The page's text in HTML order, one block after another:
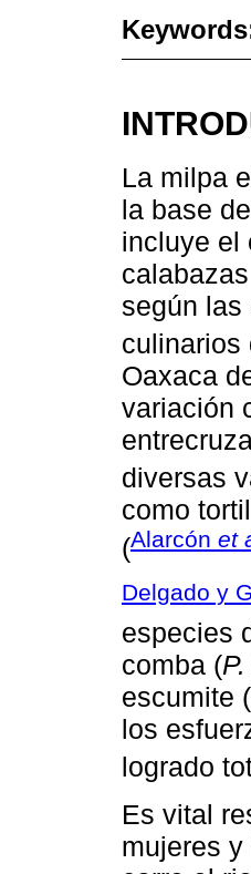
La milpa
la base
incluye el
según
culinarios
Oaxaca
variación
diversas
como
(Alarcón et
Delgado y
especies
comba (
escumite (
los
logrado
Es vital
mujeres